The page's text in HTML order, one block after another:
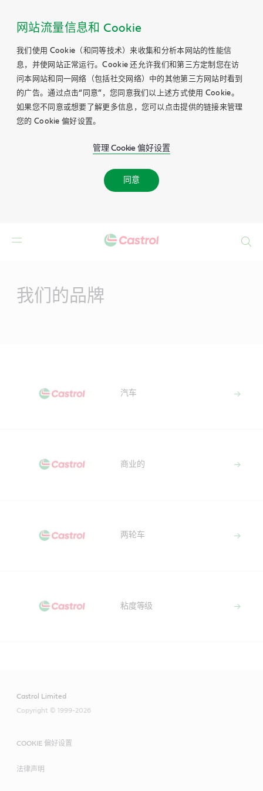
网站流量信息和 Cookie
我们使用 Cookie（和同等技术）来收集和分析本网站的性能信
息，并使网站正常运行。Cookie 还允许我们和第三方定制您在访
问本网站和同一网络（包括社交网络）中的其他第三方网站时看到
的广告。通过点击“同意”，您同意我们以上述方式使用 Cookie。
如果您不同意或想要了解更多信息，您可以点击提供的链接来管理
您的 Cookie 偏好设置。
管理 Cookie 偏好设置
同意
我们的品牌
汽车
商业的
两轮车
粘度等级
Castrol Limited
Copyright © 1999-2026
COOKIE 偏好设置
法律声明